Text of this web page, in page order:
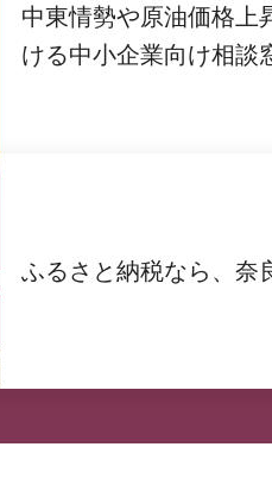
中東情勢や原油価格上
ける中小企業向け相談
ふるさと納税なら、奈